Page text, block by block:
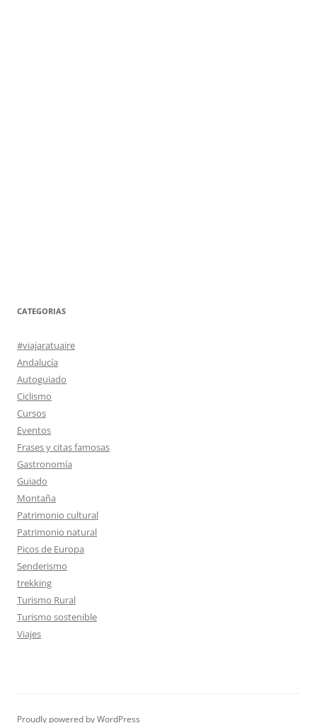
CATEGORIAS
#viajaratuaire
Andalucía
Autoguiado
Ciclismo
Cursos
Eventos
Frases y citas famosas
Gastronomía
Guiado
Montaña
Patrimonio cultural
Patrimonio natural
Picos de Europa
Senderismo
trekking
Turismo Rural
Turismo sostenible
Viajes
Proudly powered by WordPress